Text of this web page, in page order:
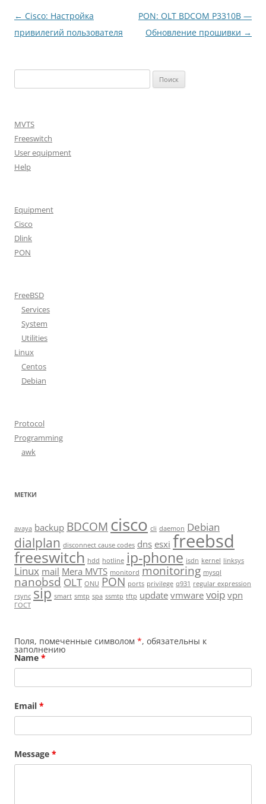
Навигация
по
← Cisco: Настройка
привилегий пользователя
PON: OLT BDCOM P3310B —
Обновление прошивки →
MVTS
Freeswitch
User equipment
Help
Equipment
Cisco
Dlink
PON
FreeBSD
Services
System
Utilities
Linux
Centos
Debian
Protocol
Programming
awk
МЕТКИ
avaya backup BDCOM cisco cli daemon Debian
dialplan disconnect cause codes dns esxi freebsd
freeswitch hdd hotline ip-phone isdn kernel linksys
Linux mail Mera MVTS monitord monitoring mysql
nanobsd OLT ONU PON ports privilege q931 regular expression
rsync sip smart smtp spa ssmtp tftp update vmware voip vpn
ГОСТ
Поля, помеченные символом *, обязательны к
заполнению
Name *
Email *
Message *